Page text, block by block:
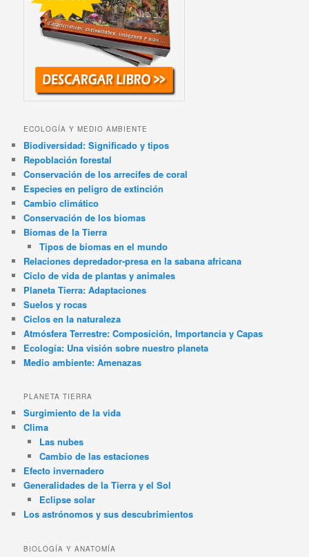
ECOLOGÍA Y MEDIO AMBIENTE
Biodiversidad: Significado y tipos
Repoblación forestal
Conservación de los arrecifes de coral
Especies en peligro de extinción
Cambio climático
Conservación de los biomas
Biomas de la Tierra
Tipos de biomas en el mundo
Relaciones depredador-presa en la sabana africana
Ciclo de vida de plantas y animales
Planeta Tierra: Adaptaciones
Suelos y rocas
Ciclos en la naturaleza
Atmósfera Terrestre: Composición, Importancia y Capas
Ecología: Una visión sobre nuestro planeta
Medio ambiente: Amenazas
PLANETA TIERRA
Surgimiento de la vida
Clima
Las nubes
Cambio de las estaciones
Efecto invernadero
Generalidades de la Tierra y el Sol
Eclipse solar
Los astrónomos y sus descubrimientos
BIOLOGÍA Y ANATOMÍA